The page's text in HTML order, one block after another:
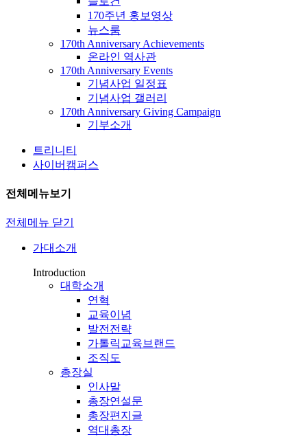
170주년 홍보영상
뉴스룸
170th Anniversary Achievements
온라인 역사관
170th Anniversary Events
기념사업 일정표
기념사업 갤러리
170th Anniversary Giving Campaign
기부소개
트리니티
사이버캠퍼스
전체메뉴보기
전체메뉴 닫기
가대소개
Introduction
대학소개
연혁
교육이념
발전전략
가톨릭교육브랜드
조직도
총장실
인사말
총장연설문
총장편지글
역대총장